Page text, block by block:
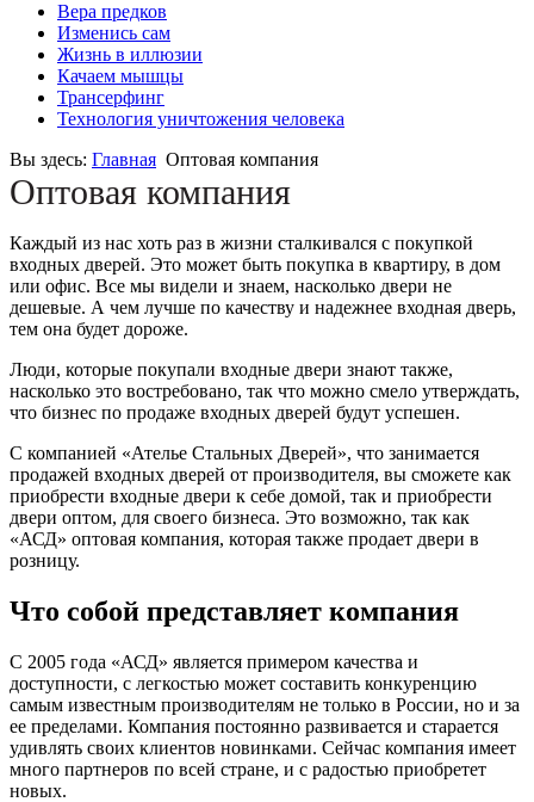
Вера предков
Изменись сам
Жизнь в иллюзии
Качаем мышцы
Трансерфинг
Технология уничтожения человека
Вы здесь: Главная Оптовая компания
Оптовая компания
Каждый из нас хоть раз в жизни сталкивался с покупкой
входных дверей. Это может быть покупка в квартиру, в дом
или офис. Все мы видели и знаем, насколько двери не
дешевые. А чем лучше по качеству и надежнее входная дверь,
тем она будет дороже.
Люди, которые покупали входные двери знают также,
насколько это востребовано, так что можно смело утверждать,
что бизнес по продаже входных дверей будут успешен.
С компанией «Ателье Стальных Дверей», что занимается
продажей входных дверей от производителя, вы сможете как
приобрести входные двери к себе домой, так и приобрести
двери оптом, для своего бизнеса. Это возможно, так как
«АСД» оптовая компания, которая также продает двери в
розницу.
Что собой представляет компания
С 2005 года «АСД» является примером качества и
доступности, с легкостью может составить конкуренцию
самым известным производителям не только в России, но и за
ее пределами. Компания постоянно развивается и старается
удивлять своих клиентов новинками. Сейчас компания имеет
много партнеров по всей стране, и с радостью приобретет
новых.